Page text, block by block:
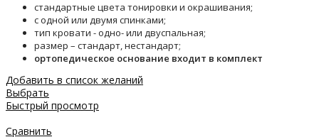
стандартные цвета тонировки и окрашивания;
с одной или двумя спинками;
тип кровати - одно- или двуспальная;
размер – стандарт, нестандарт;
ортопедическое основание входит в комплект
Добавить в список желаний
Выбрать
Быстрый просмотр
Сравнить